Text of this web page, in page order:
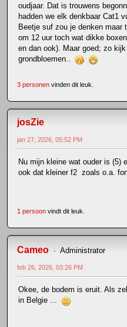
oudjaar. Dat is trouwens
hadden we elk denkbaar Cat1
Beetje suf zou je denken maar
om 12 uur toch wat dikke
en dan ook). Maar goed; zo
grondbloemen..
3 personen vinden dit leuk.
josZie
jan 27, 2026, 05:52 PM
Nu mijn kleine wat ouder is (5)
ook dat kleiner f2 zoals o.a.
1 persoon vindt dit leuk.
Cameo Administrator
feb 26, 2026, 03:26 PM
Okee, de bodem is eruit. Als
in Belgie ...